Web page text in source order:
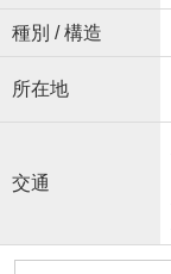
種別 / 構造
所在地
交通